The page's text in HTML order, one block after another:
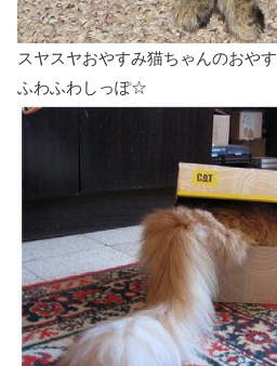
スヤスヤおやすみ猫ちゃんのおや
ふわふわしっぽ☆